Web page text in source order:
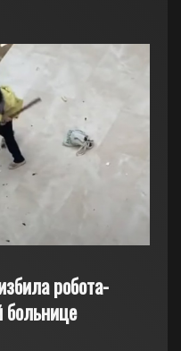
робота-
больнице